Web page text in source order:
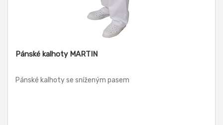
Pánské kalhoty MARTIN
Pánské kalhoty se sníženým pasem